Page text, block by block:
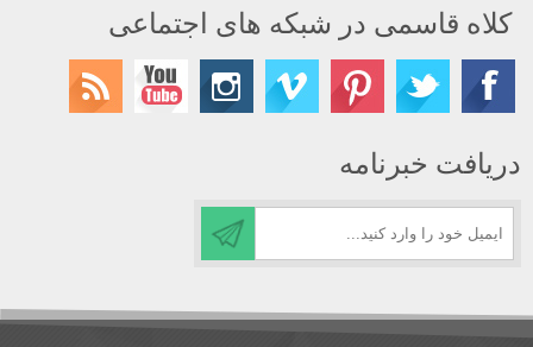
کلاه قاسمی در شبکه های اجتماعی
دریافت خبرنامه